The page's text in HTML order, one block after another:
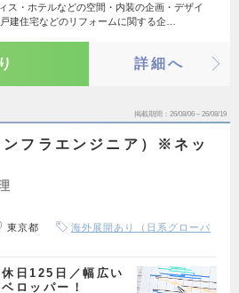
ス・ホテルなどの空間・内装の企画・デザイ
建住宅などのリフォームに関する企…
詳細へ
掲載期間 26/08/06～26/08/19
フラエンジニア）※ネッ
東京都
海外展開あり（日系グローバ
休日125日／幅広い
ロッパー！